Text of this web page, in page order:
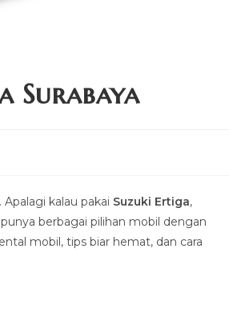
Surabaya
kalau pakai Suzuki Ertiga,
berbagai pilihan mobil dengan
mobil, tips biar hemat, dan cara